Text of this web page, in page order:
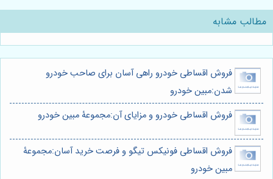
مطالب مشابه
فروش اقساطی خودرو راهی آسان برای صاحب خودرو
شدن:مبین خودرو
فروش اقساطی خودرو و مزایای آن:مجموعۀ مبین خودرو
فروش اقساطی فونیکس تیگو و فرصت خرید آسان:مجموعۀ
مبین خودرو